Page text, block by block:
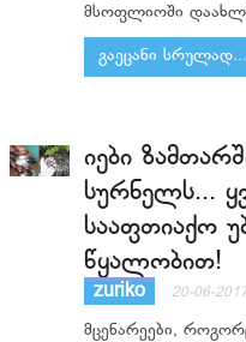
მსოფლიოში
გაეცანი სრულად...
იები
სურნელს...
სააფთიაქო
წყალობით!
zuriko 20-06-
მცენარეები,